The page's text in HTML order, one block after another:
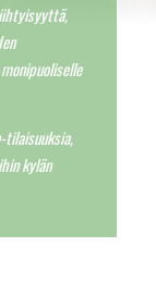
tilaisuuksia,
kylän